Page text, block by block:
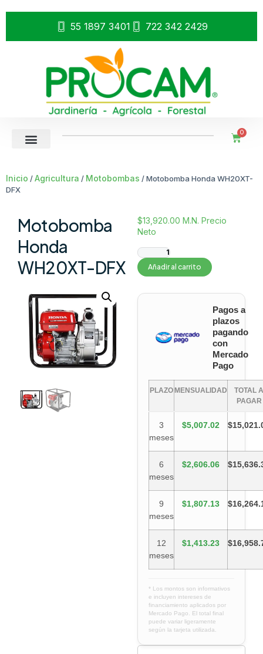
55 1897 3401 722 342 2429
0
Inicio /Agricultura / Motobombas / Motobomba Honda WH20XT-
DFX
Motobomba
Honda
WH20XT-DFX
$13,920.00 M.N. Precio
Neto
Añadir al carrito
Pagos a
plazos
pagando
con
Mercado
Pago
PLAZO MENSUALIDAD
TOTAL A
PAGAR
3
meses
$5,007.02
6
meses
$2,606.06
9
meses
$1,807.13
12
meses
$1,413.23
* Los montos son informativos
e incluyen intereses de
financiamiento aplicados por
Mercado Pago. El total final
puede variar ligeramente
según la tarjeta utilizada.